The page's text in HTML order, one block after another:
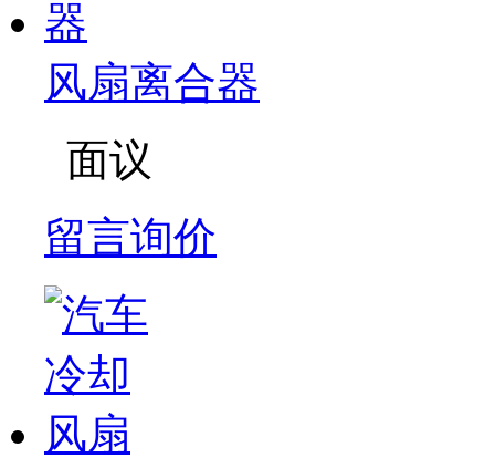
风扇离合器
面议
留言询价